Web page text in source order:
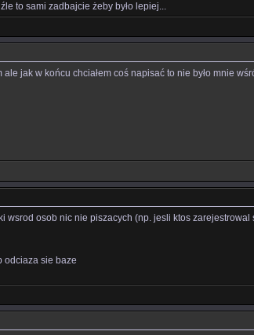
to sami zadbajcie żeby było lepiej...
jak w końcu chciałem coś napisać to nie było mnie
wsrod osob nic nie piszacych (np. jesli ktos
odciaza sie baze